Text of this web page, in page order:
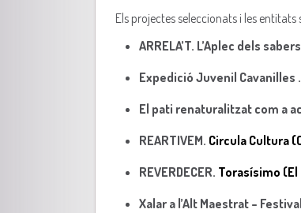
Els projectes seleccionats i les
ARRELA’T. L’Aplec dels
Expedició Juvenil Cavanilles .
El pati renaturalitzat com a
REARTIVEM. Circula Cultura
REVERDECER. Torasísimo (El
Xalar a l’Alt Maestrat –